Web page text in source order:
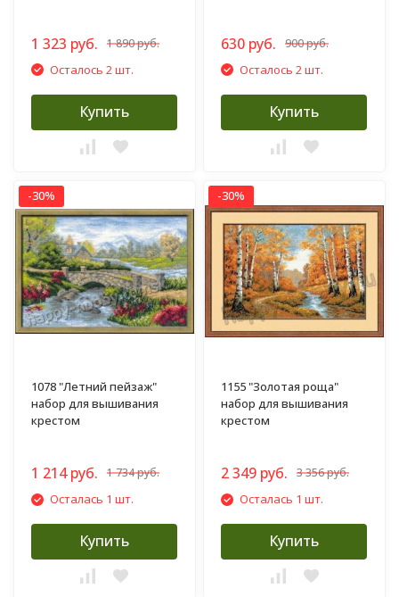
1 323 руб. 1 890 руб.
Осталось 2 шт.
Купить
630 руб. 900 руб.
Осталось 2 шт.
Купить
-30%
1078 "Летний пейзаж"
набор для вышивания
крестом
1 214 руб. 1 734 руб.
Осталась 1 шт.
Купить
-30%
1155 "Золотая роща"
набор для вышивания
крестом
2 349 руб. 3 356 руб.
Осталась 1 шт.
Купить